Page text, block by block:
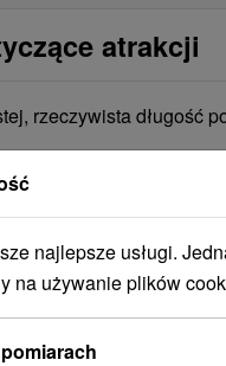
atrakcji
rzeczywista długość
najlepsze usługi.
na używanie plików